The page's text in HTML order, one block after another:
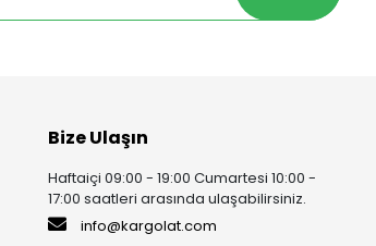
Bize Ulaşın
Haftaiçi 09:00 - 19:00 Cumartesi 10:00 -
17:00 saatleri arasında ulaşabilirsiniz.
info@kargolat.com